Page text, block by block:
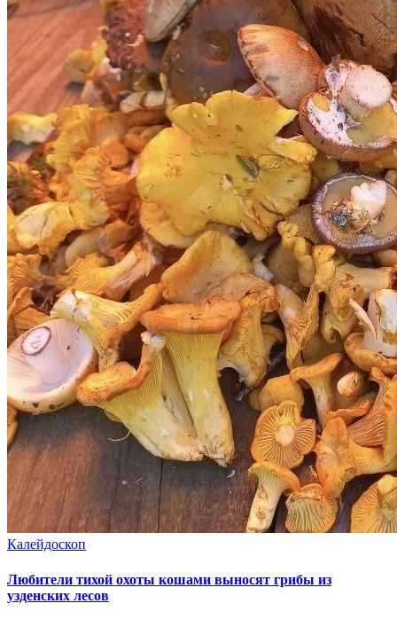
Калейдоскоп
Любители тихой охоты кошами выносят грибы из
узденских лесов